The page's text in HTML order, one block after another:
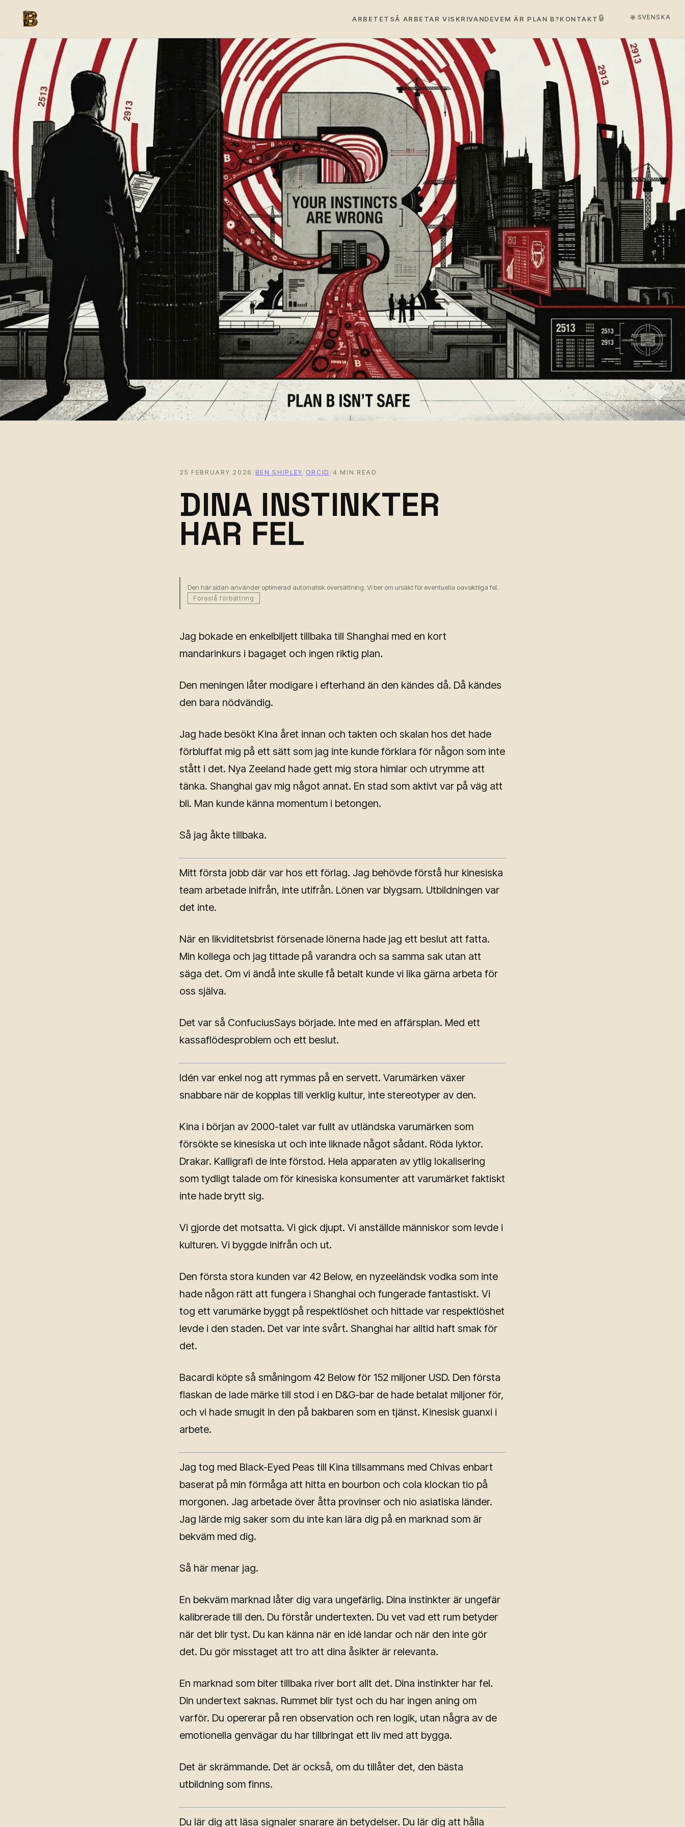
ARBETET SÅ ARBETAR VISKRIVANDEVEM ÄR PLAN B?KONTAKT 🔒
25 FEBRUARY 2026 / BEN SHIPLEY / ORCID / 4 MIN READ
DINA INSTINKTER
HAR FEL
Den här sidan använder optimerad automatisk översättning. Vi ber om ursäkt för eventuella oavsiktliga fel.
Föreslå förbättring
Jag bokade en enkelbiljett tillbaka till Shanghai med en kort
mandarinkurs i bagaget och ingen riktig plan.
Den meningen låter modigare i efterhand än den kändes då. Då kändes
den bara nödvändig.
Jag hade besökt Kina året innan och takten och skalan hos det hade
förbluffat mig på ett sätt som jag inte kunde förklara för någon som inte
stått i det. Nya Zeeland hade gett mig stora himlar och utrymme att
tänka. Shanghai gav mig något annat. En stad som aktivt var på väg att
bli. Man kunde känna momentum i betongen.
Så jag åkte tillbaka.
Mitt första jobb där var hos ett förlag. Jag behövde förstå hur kinesiska
team arbetade inifrån, inte utifrån. Lönen var blygsam. Utbildningen var
det inte.
När en likviditetsbrist försenade lönerna hade jag ett beslut att fatta.
Min kollega och jag tittade på varandra och sa samma sak utan att
säga det. Om vi ändå inte skulle få betalt kunde vi lika gärna arbeta för
oss själva.
Det var så ConfuciusSays började. Inte med en affärsplan. Med ett
kassaflödesproblem och ett beslut.
Idén var enkel nog att rymmas på en servett. Varumärken växer
snabbare när de kopplas till verklig kultur, inte stereotyper av den.
Kina i början av 2000-talet var fullt av utländska varumärken som
försökte se kinesiska ut och inte liknade något sådant. Röda lyktor.
Drakar. Kalligrafi de inte förstod. Hela apparaten av ytlig lokalisering
som tydligt talade om för kinesiska konsumenter att varumärket faktiskt
inte hade brytt sig.
Vi gjorde det motsatta. Vi gick djupt. Vi anställde människor som levde i
kulturen. Vi byggde inifrån och ut.
Den första stora kunden var 42 Below, en nyzeeländsk vodka som inte
hade någon rätt att fungera i Shanghai och fungerade fantastiskt. Vi
tog ett varumärke byggt på respektlöshet och hittade var respektlöshet
levde i den staden. Det var inte svårt. Shanghai har alltid haft smak för
det.
Bacardi köpte så småningom 42 Below för 152 miljoner USD. Den första
flaskan de lade märke till stod i en D&G-bar de hade betalat miljoner för,
och vi hade smugit in den på bakbaren som en tjänst. Kinesisk guanxi i
arbete.
Jag tog med Black-Eyed Peas till Kina tillsammans med Chivas enbart
baserat på min förmåga att hitta en bourbon och cola klockan tio på
morgonen. Jag arbetade över åtta provinser och nio asiatiska länder.
Jag lärde mig saker som du inte kan lära dig på en marknad som är
bekväm med dig.
Så här menar jag.
En bekväm marknad låter dig vara ungefärlig. Dina instinkter är ungefär
kalibrerade till den. Du förstår undertexten. Du vet vad ett rum betyder
när det blir tyst. Du kan känna när en idé landar och när den inte gör
det. Du gör misstaget att tro att dina åsikter är relevanta.
En marknad som biter tillbaka river bort allt det. Dina instinkter har fel.
Din undertext saknas. Rummet blir tyst och du har ingen aning om
varför. Du opererar på ren observation och ren logik, utan några av de
emotionella genvägar du har tillbringat ett liv med att bygga.
Det är skrämmande. Det är också, om du tillåter det, den bästa
utbildning som finns.
Du lär dig att läsa signaler snarare än betydelser. Du lär dig att hålla
🌐 SVENSKA